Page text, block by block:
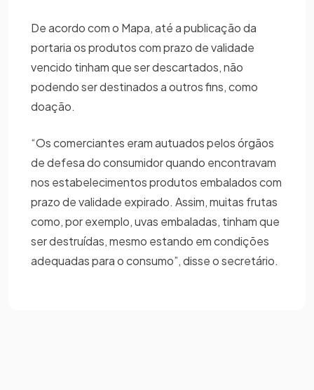
De acordo com o Mapa, até a publicação da
portaria os produtos com prazo de validade
vencido tinham que ser descartados, não
podendo ser destinados a outros fins, como
doação.
“Os comerciantes eram autuados pelos órgãos
de defesa do consumidor quando encontravam
nos estabelecimentos produtos embalados com
prazo de validade expirado. Assim, muitas frutas
como, por exemplo, uvas embaladas, tinham que
ser destruídas, mesmo estando em condições
adequadas para o consumo”, disse o secretário.